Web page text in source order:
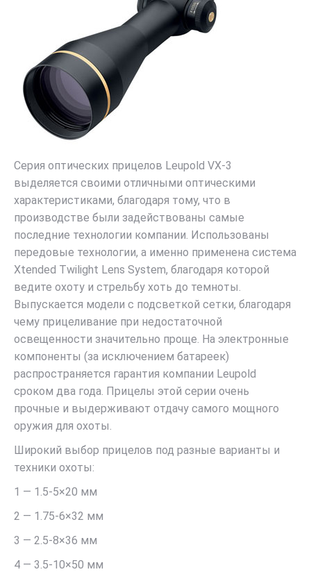
Серия оптических прицелов Leupold VX-3
выделяется своими отличными оптическими
характеристиками, благодаря тому, что в
производстве были задействованы самые
последние технологии компании. Использованы
передовые технологии, а именно применена система
Xtended Twilight Lens System, благодаря которой
ведите охоту и стрельбу хоть до темноты.
Выпускается модели с подсветкой сетки, благодаря
чему прицеливание при недостаточной
освещенности значительно проще. На электронные
компоненты (за исключением батареек)
распространяется гарантия компании Leupold
сроком два года. Прицелы этой серии очень
прочные и выдерживают отдачу самого мощного
оружия для охоты.
Широкий выбор прицелов под разные варианты и
техники охоты:
1 — 1.5-5×20 мм
2 — 1.75-6×32 мм
3 — 2.5-8×36 мм
4 — 3.5-10×50 мм